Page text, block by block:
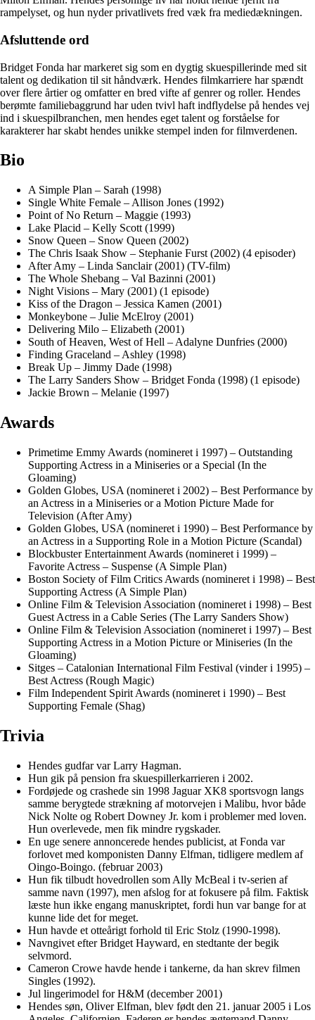
rampelyset, og hun nyder privatlivets fred væk fra mediedækningen.
Afsluttende ord
Bridget Fonda har markeret sig som en dygtig skuespillerinde med sit
talent og dedikation til sit håndværk. Hendes filmkarriere har spændt
over flere årtier og omfatter en bred vifte af genrer og roller. Hendes
berømte familiebaggrund har uden tvivl haft indflydelse på hendes vej
ind i skuespilbranchen, men hendes eget talent og forståelse for
karakterer har skabt hendes unikke stempel inden for filmverdenen.
Bio
A Simple Plan – Sarah (1998)
Single White Female – Allison Jones (1992)
Point of No Return – Maggie (1993)
Lake Placid – Kelly Scott (1999)
Snow Queen – Snow Queen (2002)
The Chris Isaak Show – Stephanie Furst (2002) (4 episoder)
After Amy – Linda Sanclair (2001) (TV-film)
The Whole Shebang – Val Bazinni (2001)
Night Visions – Mary (2001) (1 episode)
Kiss of the Dragon – Jessica Kamen (2001)
Monkeybone – Julie McElroy (2001)
Delivering Milo – Elizabeth (2001)
South of Heaven, West of Hell – Adalyne Dunfries (2000)
Finding Graceland – Ashley (1998)
Break Up – Jimmy Dade (1998)
The Larry Sanders Show – Bridget Fonda (1998) (1 episode)
Jackie Brown – Melanie (1997)
Awards
Primetime Emmy Awards (nomineret i 1997) – Outstanding
Supporting Actress in a Miniseries or a Special (In the
Gloaming)
Golden Globes, USA (nomineret i 2002) – Best Performance by
an Actress in a Miniseries or a Motion Picture Made for
Television (After Amy)
Golden Globes, USA (nomineret i 1990) – Best Performance by
an Actress in a Supporting Role in a Motion Picture (Scandal)
Blockbuster Entertainment Awards (nomineret i 1999) –
Favorite Actress – Suspense (A Simple Plan)
Boston Society of Film Critics Awards (nomineret i 1998) – Best
Supporting Actress (A Simple Plan)
Online Film & Television Association (nomineret i 1998) – Best
Guest Actress in a Cable Series (The Larry Sanders Show)
Online Film & Television Association (nomineret i 1997) – Best
Supporting Actress in a Motion Picture or Miniseries (In the
Gloaming)
Sitges – Catalonian International Film Festival (vinder i 1995) –
Best Actress (Rough Magic)
Film Independent Spirit Awards (nomineret i 1990) – Best
Supporting Female (Shag)
Trivia
Hendes gudfar var Larry Hagman.
Hun gik på pension fra skuespillerkarrieren i 2002.
Fordøjede og crashede sin 1998 Jaguar XK8 sportsvogn langs
samme berygtede strækning af motorvejen i Malibu, hvor både
Nick Nolte og Robert Downey Jr. kom i problemer med loven.
Hun overlevede, men fik mindre rygskader.
En uge senere annoncerede hendes publicist, at Fonda var
forlovet med komponisten Danny Elfman, tidligere medlem af
Oingo-Boingo. (februar 2003)
Hun fik tilbudt hovedrollen som Ally McBeal i tv-serien af
samme navn (1997), men afslog for at fokusere på film. Faktisk
læste hun ikke engang manuskriptet, fordi hun var bange for at
kunne lide det for meget.
Hun havde et otteårigt forhold til Eric Stolz (1990-1998).
Navngivet efter Bridget Hayward, en stedtante der begik
selvmord.
Cameron Crowe havde hende i tankerne, da han skrev filmen
Singles (1992).
Jul lingerimodel for H&M (december 2001)
Hendes søn, Oliver Elfman, blev født den 21. januar 2005 i Los